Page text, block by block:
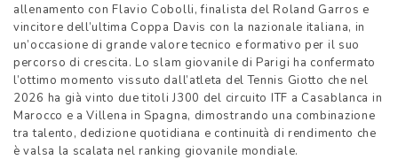
allenamento con Flavio Cobolli, finalista del Roland Garros e
vincitore dell’ultima Coppa Davis con la nazionale italiana, in
un’occasione di grande valore tecnico e formativo per il suo
percorso di crescita. Lo slam giovanile di Parigi ha confermato
l’ottimo momento vissuto dall’atleta del Tennis Giotto che nel
2026 ha già vinto due titoli J300 del circuito ITF a Casablanca in
Marocco e a Villena in Spagna, dimostrando una combinazione
tra talento, dedizione quotidiana e continuità di rendimento che
è valsa la scalata nel ranking giovanile mondiale.